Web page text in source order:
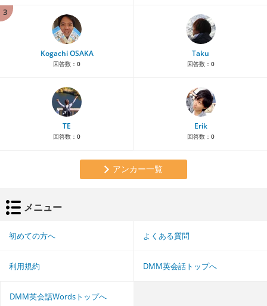
3
Kogachi OSAKA
回答数： 0
Taku
回答数： 0
TE
回答数： 0
Erik
回答数： 0
アンカー一覧
メニュー
初めての方へ よくある質問
利用規約 DMM英会話トップへ
DMM英会話Wordsトップへ